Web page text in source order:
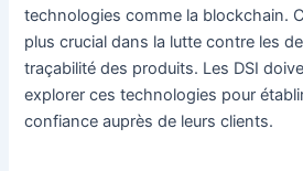
technologies comme la blockchain.
plus crucial dans la lutte contre les
traçabilité des produits. Les DSI
explorer ces technologies pour
confiance auprès de leurs clients.